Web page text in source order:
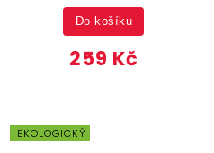
259 Kč
Do košíku
EKOLOGICKÝ